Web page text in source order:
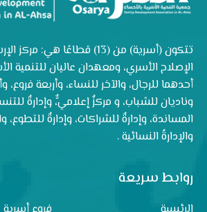
تتكون (أسرية) من (13) قطاعًا هي:
الإصلاح الأسري، ومعهدان عاليان للتنمية
أحدهما للرجال، والآخر للنساء، وأربعة فروع،
وناديان للشباب، و مركزٌ إعلاميٌّ، وإدارةٌ
المساندة، وإدارةٌ للشراكات، وإدارةٌ للتطوع،
والإدارةُ النسائية .
روابط سريعة